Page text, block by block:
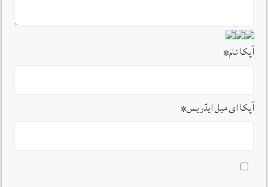
آپکا نام*
آپکا ای میل ایڈریس*